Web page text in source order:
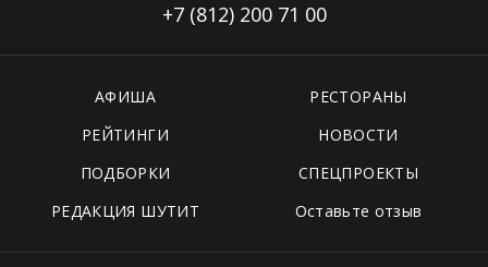
+7 (812) 200 71 00
АФИША
РЕСТОРАНЫ
РЕЙТИНГИ
НОВОСТИ
ПОДБОРКИ
СПЕЦПРОЕКТЫ
РЕДАКЦИЯ ШУТИТ
Оставьте отзыв